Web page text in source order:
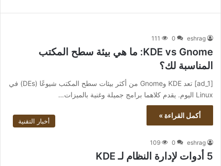
eshrag
0
111
KDE vs Gnome: ما هي بيئة سطح المكتب
المناسبة لك؟
[ad_1] تعد KDE وGnome من أكثر بيئات سطح المكتب شيوعًا (DEs) في
Linux اليوم. يقدم كلاهما برامج جميلة وغنية بالميزات…
أكمل القراءة »
أخبار التقنية
eshrag
0
109
5 أدوات لإدارة النظام لـ KDE